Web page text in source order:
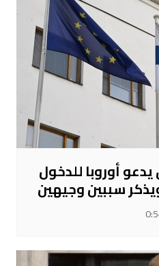
أوروبا للدخول
سببين وجيهين